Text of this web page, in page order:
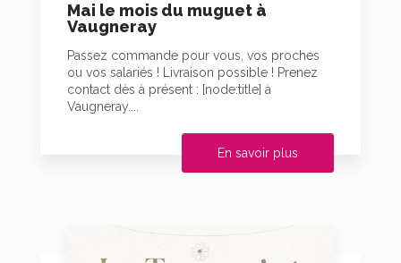
Mai le mois du muguet à
Vaugneray
Passez commande pour vous, vos proches
ou vos salariés ! Livraison possible ! Prenez
contact dès à présent : [node:title] à
Vaugneray....
En savoir plus